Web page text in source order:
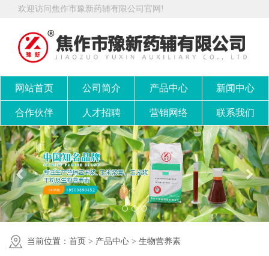
欢迎访问焦作市豫新药辅有限公司官网!
网站首页 公司简介 产品中心 新闻中心
合作伙伴 人才招聘 营销网络 联系我们
当前位置： 首页 > 产品中心 > 生物营养素